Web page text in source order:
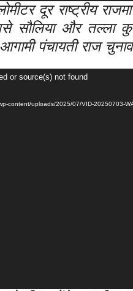
दूर राष्ट्रीय
सौलिया और तल्ला
पंचायती राज चुनावों
or source(s) not found
content/uploads/2025/07/VID-20250703-